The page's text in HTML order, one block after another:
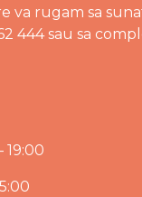
va rugam sa
444 sau sa
19:00